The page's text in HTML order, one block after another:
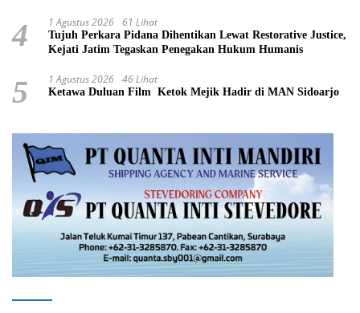
4 1 Agustus 2026 61 Lihat
Tujuh Perkara Pidana Dihentikan Lewat Restorative Justice,
Kejati Jatim Tegaskan Penegakan Hukum Humanis
5 1 Agustus 2026 46 Lihat
Ketawa Duluan Film Ketok Mejik Hadir di MAN Sidoarjo